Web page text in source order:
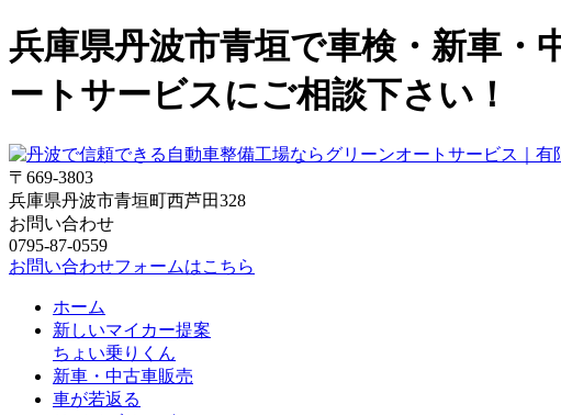
兵庫県丹波市青垣で車検・新車・
ートサービスにご相談下さい！
〒669-3803
兵庫県丹波市青垣町西芦田328
お問い合わせ
0795-87-0559
お問い合わせフォームはこちら
ホーム
新しいマイカー提案
ちょい乗りくん
新車・中古車販売
車が若返る